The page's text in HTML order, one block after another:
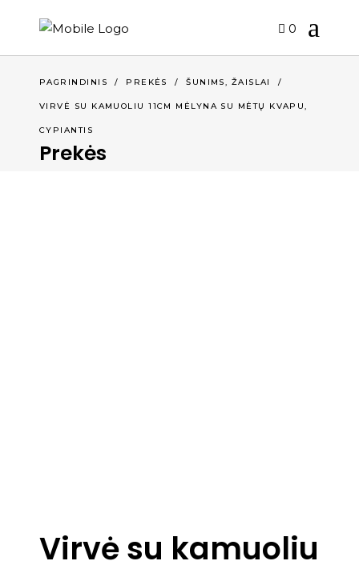
0
PAGRINDINIS / PREKĖS /ŠUNIMS, ŽAISLAI /
VIRVĖ SU KAMUOLIU 11CM MĖLYNA SU MĖTŲ KVAPU,
CYPIANTIS
Prekės
Virvė su kamuoliu